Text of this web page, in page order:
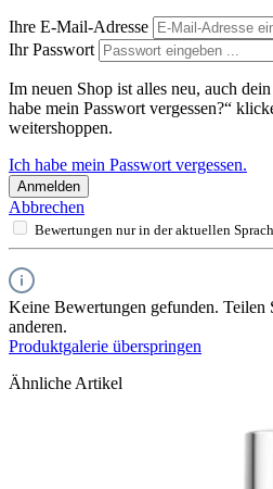
Ihre E-Mail-Adresse
Ihr Passwort
Im neuen Shop ist alles neu, auch
habe mein Passwort vergessen?“
weitershoppen.
Ich habe mein Passwort vergessen.
Anmelden
Abbrechen
Bewertungen nur in der aktuellen
Keine Bewertungen gefunden. Teilen
anderen.
Produktgalerie überspringen
Ähnliche Artikel